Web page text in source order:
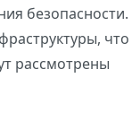
безопасности.
что
рассмотрены